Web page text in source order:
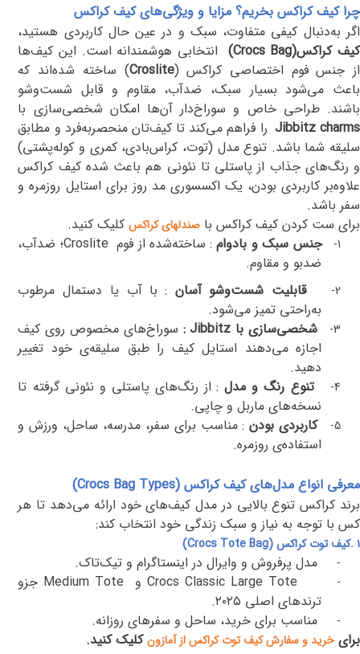
چرا کیف کراکس بخریم؟ مزایا و ویژگی‌های کیف کراکس
اگر به‌دنبال کیفی متفاوت، سبک و در عین حال کاربردی هستید،
کیف کراکس(Crocs Bag) انتخابی هوشمندانه است. این کیف‌ها
از جنس فوم اختصاصی کراکس
(Croslite)
ساخته شده‌اند که
باعث می‌شود بسیار سبک، ضدآب، مقاوم و قابل شست‌وشو
باشند. طراحی خاص و سوراخ‌دار آن‌ها امکان شخصی‌سازی با
Jibbitz charms را فراهم می‌کند تا کیف‌تان منحصربه‌فرد و مطابق
سلیقه شما باشد. تنوع مدل (توت، کراس‌بادی، کمری و کوله‌پشتی)
و رنگ‌های جذاب از پاستلی تا نئونی هم باعث شده کیف کراکس
علاوه‌بر کاربردی بودن، یک اکسسوری مد روز برای استایل روزمره و
سفر باشد.
برای ست کردن کیف کراکس با صندلهای کراکس کلیک کنید.
1- جنس سبک و بادوام: ساخته‌شده از فوم Croslite؛ ضدآب،
ضدبو و مقاوم.
2- قابلیت شست‌وشو آسان : با آب یا دستمال مرطوب
به‌راحتی تمیز می‌شود.
3- شخصی‌سازی با Jibbitz
: سوراخ‌های مخصوص روی کیف
اجازه می‌دهند استایل کیف را طبق سلیقه‌ی خود تغییر
دهید.
4- تنوع رنگ و مدل: از رنگ‌های پاستلی و نئونی گرفته تا
نسخه‌های ماربل و چاپی.
5- کاربردی بودن: مناسب برای سفر، مدرسه، ساحل، ورزش و
استفاده‌ی روزمره.
معرفی انواع مدل‌های کیف کراکس (Crocs Bag Types)
برند کراکس تنوع بالایی در مدل کیف‌های خود ارائه می‌دهد تا هر
کس با توجه به نیاز و سبک زندگی خود انتخاب کند:
۱.کیف توت کراکس(Crocs Tote Bag)
-
مدل پرفروش و وایرال در اینستاگرام و تیک‌تاک.
-
Crocs Classic Large Tote و Medium Tote جزو
ترندهای اصلی ۲۰۲۵.
- مناسب برای خرید، ساحل و سفرهای روزانه.
برای خرید و سفارش کیف توت کراکس از آمازونکلیک کنید.